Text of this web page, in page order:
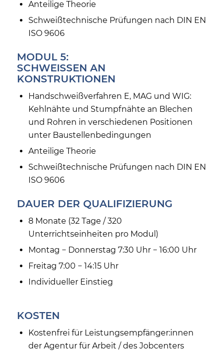
Anteilige Theorie
Schweißtechnische Prüfungen nach DIN EN
ISO 9606
MODUL 5:
SCHWEISSEN AN K
ONSTRUKTIONEN
Handschweißverfahren E, MAG und WIG:
Kehlnähte und Stumpfnähte an Blechen
und Rohren in verschiedenen Positionen
unter Baustellenbedingungen
Anteilige Theorie
Schweißtechnische Prüfungen nach DIN EN
ISO 9606
DAUER DER QUALIFIZIERUNG
8 Monate (32 Tage / 320
Unterrichtseinheiten pro Modul)
Montag − Donnerstag 7:30 Uhr − 16:00 Uhr
Freitag 7:00 − 14:15 Uhr
Individueller Einstieg
KOSTEN
Kostenfrei für Leistungsempfänger:innen
der Agentur für Arbeit / des Jobcenters